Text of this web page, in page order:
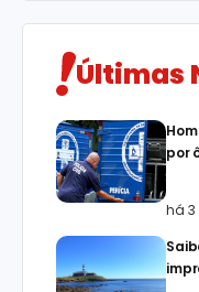
Últimas
por
há 3